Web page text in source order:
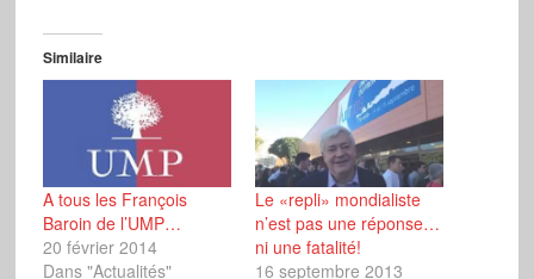
Similaire
A tous les François
Baroin de l’UMP…
20 février 2014
Dans "Actualités"
Le «repli» mondialiste
n’est pas une réponse…
ni une fatalité!
16 septembre 2013